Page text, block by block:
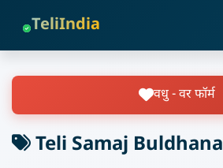
TeliIndia
वधु - वर फॉर्म
Teli Samaj Buldhana